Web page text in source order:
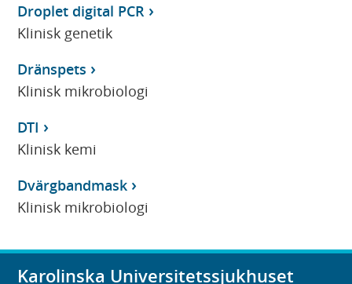
Droplet digital PCR
Klinisk genetik
Dränspets
Klinisk mikrobiologi
DTI
Klinisk kemi
Dvärgbandmask
Klinisk mikrobiologi
Karolinska Universitetssjukhuset